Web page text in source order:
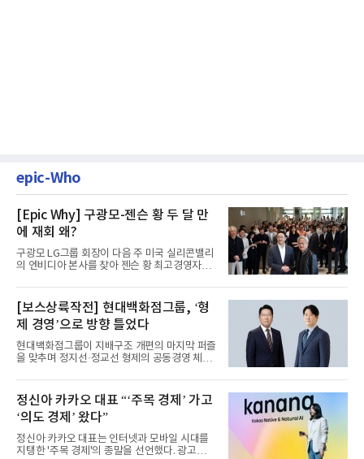
epic-Who
[Epic Why] 구광모-젠슨 황 두 달 만
에 재회 왜?
구광모 LG그룹 회장이 다음 주 미국 실리콘밸리
의 엔비디아 본사를 찾아 젠슨 황 최고경영자
[보스상륙작전] 현대백화점그룹, ‘형
제 경영’으로 방향 틀었다
현대백화점그룹이 지배구조 개편의 마지막 퍼즐
을 맞추며 정지선·정교선 형제의 공동경영 체제
정신아 카카오 대표 “‘주목 경제’ 가고
‘의도 경제’ 왔다”
정신아 카카오 대표는 인터넷과 모바일 시대를
지탱한 '주목 경제'의 종말을 선언했다. 광고를